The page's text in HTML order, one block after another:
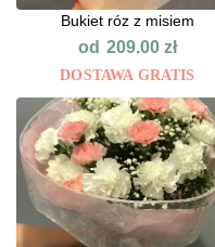
Bukiet róz z misiem
od 209.00 zł
DOSTAWA GRATIS